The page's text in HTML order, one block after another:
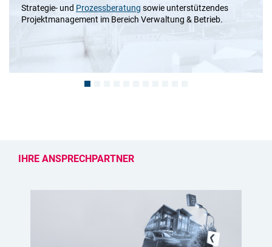
Strategie- und Prozessberatung sowie unterstützendes
Projektmanagement im Bereich Verwaltung & Betrieb.
IHRE ANSPRECHPARTNER